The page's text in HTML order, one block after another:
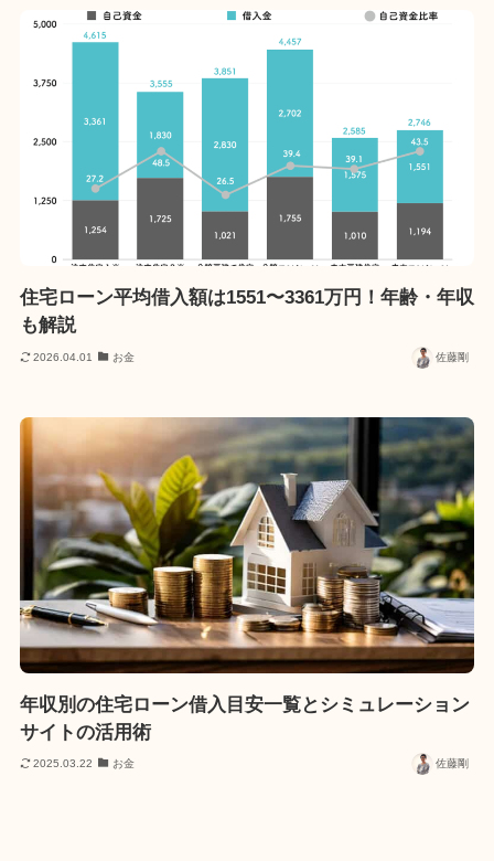
住宅ローン平均借入額は1551〜3361万円！年齢・年収
も解説
2026.04.01 お金 佐藤剛
年収別の住宅ローン借入目安一覧とシミュレーション
サイトの活用術
2025.03.22 お金 佐藤剛